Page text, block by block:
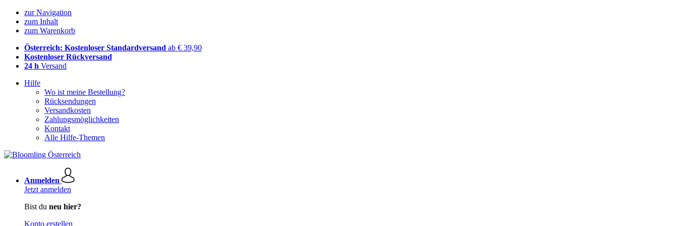
zur Navigation
zum Inhalt
zum Warenkorb
Österreich: Kostenloser Standardversand ab € 39,90
Kostenloser Rückversand
24 h Versand
Hilfe
Wo ist meine Bestellung?
Rücksendungen
Versandkosten
Zahlungsmöglichkeiten
Kontakt
Alle Hilfe-Themen
Anmelden
Jetzt anmelden
Bist du neu hier?
Konto erstellen